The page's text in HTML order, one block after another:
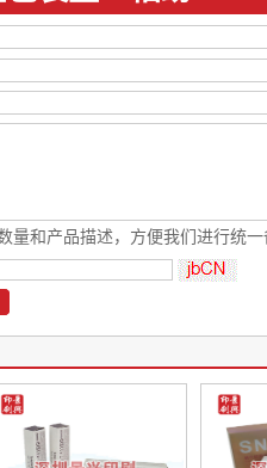
量和产品描述，方便我们进行统